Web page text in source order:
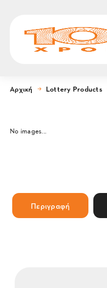
Αρχική Lottery Products
No images...
Περιγραφή